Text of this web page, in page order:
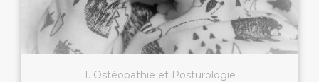
1. Ostéopathie et Posturologie